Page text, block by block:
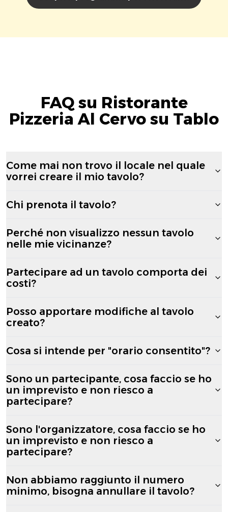
FAQ su Ristorante
Pizzeria Al Cervo su Tablo
Come mai non trovo il locale nel quale
vorrei creare il mio tavolo?
Chi prenota il tavolo?
Perché non visualizzo nessun tavolo
nelle mie vicinanze?
Partecipare ad un tavolo comporta dei
costi?
Posso apportare modifiche al tavolo
creato?
Cosa si intende per "orario consentito"?
Sono un partecipante, cosa faccio se ho
un imprevisto e non riesco a
partecipare?
Sono l'organizzatore, cosa faccio se ho
un imprevisto e non riesco a
partecipare?
Non abbiamo raggiunto il numero
minimo, bisogna annullare il tavolo?